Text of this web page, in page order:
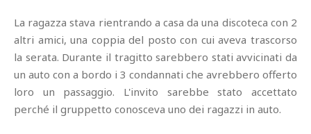
La ragazza stava rientrando a casa da una discoteca con 2
altri amici, una coppia del posto con cui aveva trascorso
la serata. Durante il tragitto sarebbero stati avvicinati da
un auto con a bordo i 3 condannati che avrebbero offerto
loro un passaggio. L'invito sarebbe stato accettato
perché il gruppetto conosceva uno dei ragazzi in auto.